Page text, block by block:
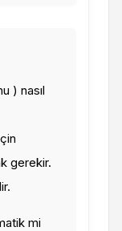
) nasıl
gerekir.
mi